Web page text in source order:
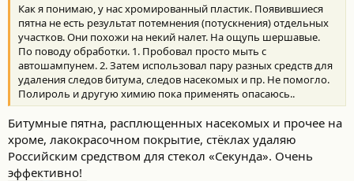
Как я понимаю, у нас хромированный пластик. Появившиеся
пятна не есть результат потемнения (потускнения) отдельных
участков. Они похожи на некий налет. На ощупь шершавые.
По поводу обработки. 1. Пробовал просто мыть с
автошампунем. 2. Затем использовал пару разных средств для
удаления следов битума, следов насекомых и пр. Не помогло.
Полироль и другую химию пока применять опасаюсь..
Битумные пятна, расплющенных насекомых и прочее на
хроме, лакокрасочном покрытие, стёклах удаляю
Российским средством для стекол «Секунда». Очень
эффективно!